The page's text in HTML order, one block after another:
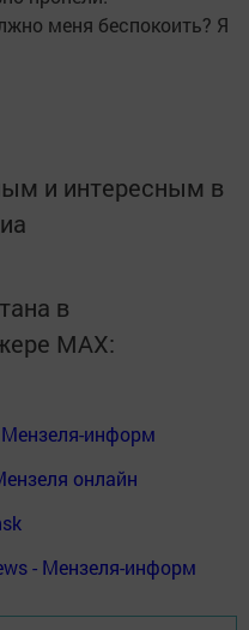
меня беспокоить? Я
и интересным в
в
MАХ:
информ
онлайн
- Мензеля-информ